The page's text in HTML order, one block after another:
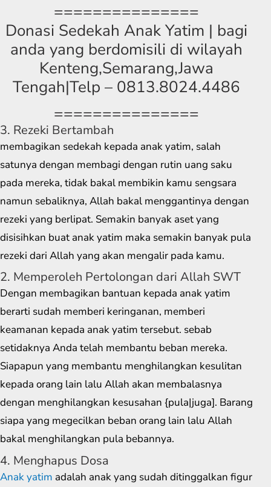
===============
Donasi Sedekah Anak Yatim | bagi
anda yang berdomisili di wilayah
Kenteng,Semarang,Jawa
Tengah|Telp – 0813.8024.4486
===============
3. Rezeki Bertambah
membagikan sedekah kepada anak yatim, salah
satunya dengan membagi dengan rutin uang saku
pada mereka, tidak bakal membikin kamu sengsara
namun sebaliknya, Allah bakal menggantinya dengan
rezeki yang berlipat. Semakin banyak aset yang
disisihkan buat anak yatim maka semakin banyak pula
rezeki dari Allah yang akan mengalir pada kamu.
2. Memperoleh Pertolongan dari Allah SWT
Dengan membagikan bantuan kepada anak yatim
berarti sudah memberi keringanan, memberi
keamanan kepada anak yatim tersebut. sebab
setidaknya Anda telah membantu beban mereka.
Siapapun yang membantu menghilangkan kesulitan
kepada orang lain lalu Allah akan membalasnya
dengan menghilangkan kesusahan {pula|juga]. Barang
siapa yang megecilkan beban orang lain lalu Allah
bakal menghilangkan pula bebannya.
4. Menghapus Dosa
Anak yatim adalah anak yang sudah ditinggalkan figur